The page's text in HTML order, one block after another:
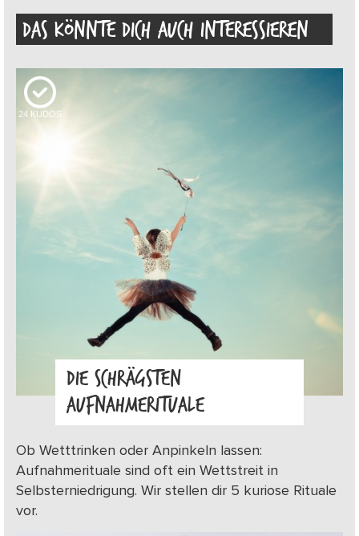
DAS KÖNNTE DICH AUCH INTERESSIEREN
24 KUDOS
DIE SCHRÄGSTEN
AUFNAHMERITUALE
Ob Wetttrinken oder Anpinkeln lassen:
Aufnahmerituale sind oft ein Wettstreit in
Selbsterniedrigung. Wir stellen dir 5 kuriose Rituale
vor.